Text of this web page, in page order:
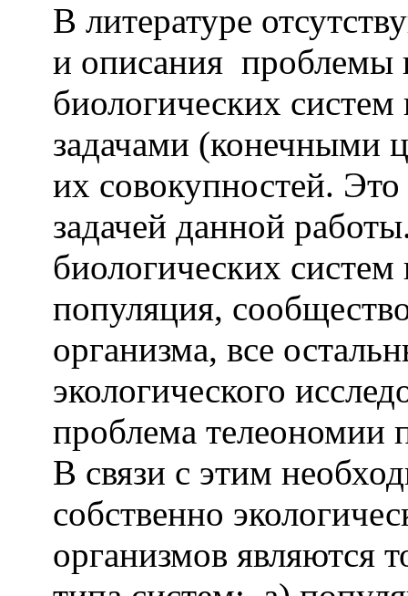
В литературе
и описания проблемы
биологических
задачами (конечными
их совокупностей.
задачей данной
биологических
популяция,
организма, все
экологического
проблема телеономии
В связи с этим
собственно
организмов являются